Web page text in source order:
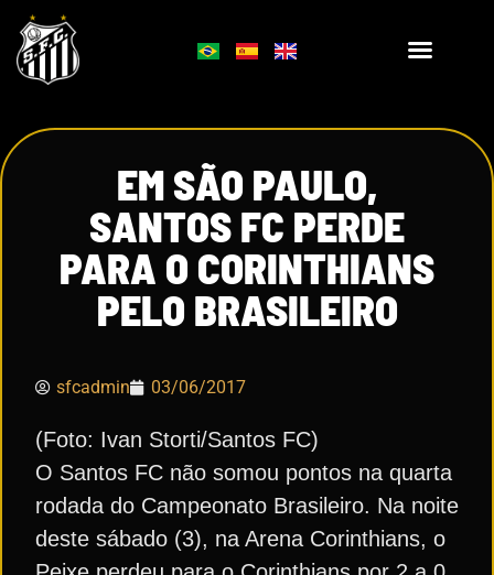
EM SÃO PAULO,
SANTOS FC PERDE
PARA O CORINTHIANS
PELO BRASILEIRO
sfcadmin 03/06/2017
(Foto: Ivan Storti/Santos FC)
O Santos FC não somou pontos na quarta
rodada do Campeonato Brasileiro. Na noite
deste sábado (3), na Arena Corinthians, o